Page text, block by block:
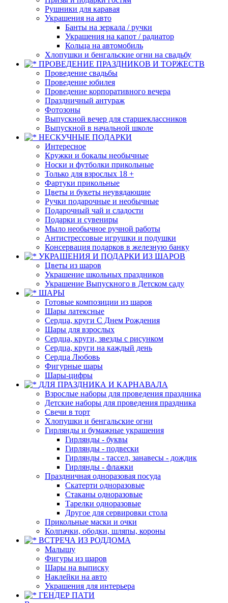
Рушники для каравая
Украшения на авто
Банты на зеркала / ручки
Украшения на капот / радиатор
Кольца на автомобиль
Хлопушки и бенгальские огни на свадьбу
ПРОВЕДЕНИЕ ПРАЗДНИКОВ И ТОРЖЕСТВ
Проведение свадьбы
Проведение юбилея
Проведение корпоративного вечера
Праздничный антураж
Фотозоны
Выпускной вечер для старшеклассников
Выпускной в начальной школе
НЕСКУЧНЫЕ ПОДАРКИ
Интересное
Кружки и бокалы необычные
Носки и футболки прикольные
Только для взрослых 18 +
Фартуки прикольные
Цветы и букеты неувядающие
Ручки подарочные и необычные
Подарочный чай и сладости
Подарки и сувениры
Мыло необычное ручной работы
Антистрессовые игрушки и подушки
Консервация подарков в железную банку
УКРАШЕНИЯ И ПОДАРКИ ИЗ ШАРОВ
Цветы из шаров
Украшение школьных праздников
Украшение Выпускного в Детском саду
ШАРЫ
Готовые композиции из шаров
Шары латексные
Сердца, круги С Днем Рождения
Шары для взрослых
Сердца, круги, звезды с рисунком
Сердца, круги на каждый день
Сердца Любовь
Фигурные шары
Шары-цифры
ДЛЯ ПРАЗДНИКА И КАРНАВАЛА
Взрослые наборы для проведения праздника
Детские наборы для проведения праздника
Свечи в торт
Хлопушки и бенгальские огни
Гирлянды и бумажные украшения
Гирлянды - буквы
Гирлянды - подвески
Гирлянды - тассел, занавесы - дождик
Гирлянды - флажки
Праздничная одноразовая посуда
Скатерти одноразовые
Стаканы одноразовые
Тарелки одноразовые
Другое для сервировки стола
Прикольные маски и очки
Колпачки, ободки, шляпы, короны
ВСТРЕЧА ИЗ РОДДОМА
Малышу
Фигуры из шаров
Шары на выписку
Наклейки на авто
Украшения для интерьера
ГЕНДЕР ПАТИ